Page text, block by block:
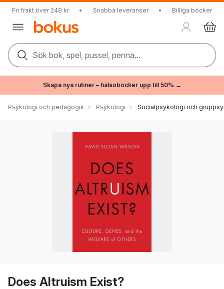
Fri frakt över 249 kr • Snabba leveranser • Billiga böcker
Sök bok, spel, pussel, penna...
Skapa nya rutiner – hälsoböcker upp till 50% →
Psykologi och pedagogik Psykologi Socialpsykologi och
Does Altruism Exist?